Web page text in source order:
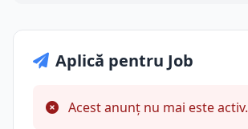
Aplică pentru Job
Acest anunț nu mai este activ.